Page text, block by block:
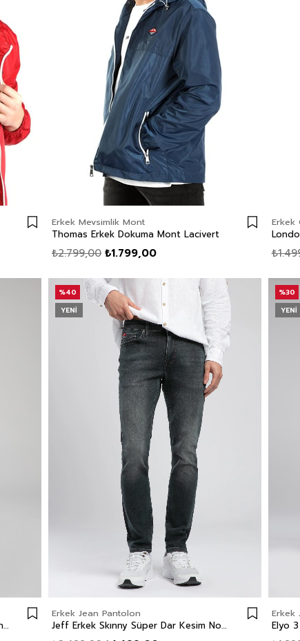
Erkek Mevsimlik Mont
Thomas Erkek Dokuma Mont Lacivert
₺1.799,00
₺2.799,00
Erkek
Salisbury Kız Çocuk %100 Pamuk Jean Elbise Denim
Erkek Jean Pantolon
Jeff Erkek Skınny Süper Dar Kesim Normal Bel Dar Paça Jean Pantolon Gri
%40
YENI
Erkek
Elyo
%30
YENI